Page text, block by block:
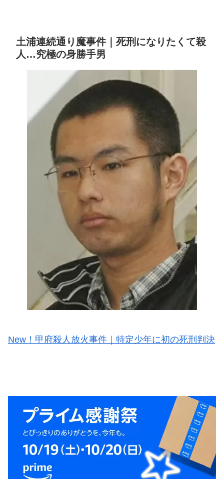
土浦連続通り魔事件｜死刑になりたくて殺
人…究極の身勝手男
New！甲府殺人放火事件｜特定少年に初の死刑判決